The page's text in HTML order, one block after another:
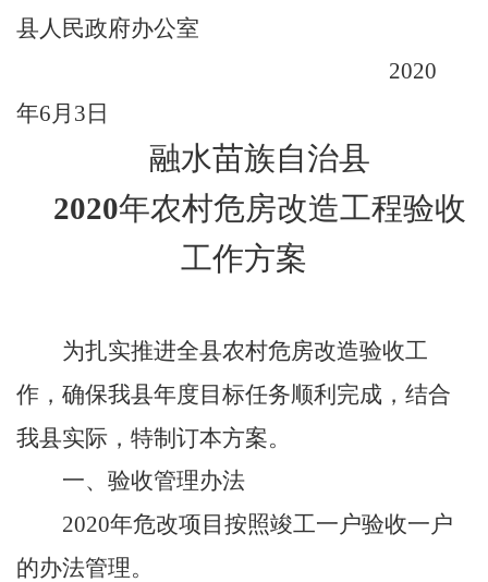
县人民政府办公室
2020
年6月 3日
融水苗族自治县
2020年农村危房改造工程验收
工作方案
为扎实推进全县农村危房改造验收工
作，确保我县年度目标任务顺利完成，结合
我县实际，特制订本方案。
一、验收管理办法
2020年危改项目按照竣工一户验收一户
的办法管理。